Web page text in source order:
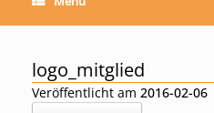
logo_mitglied
Veröffentlicht am 2016-02-06